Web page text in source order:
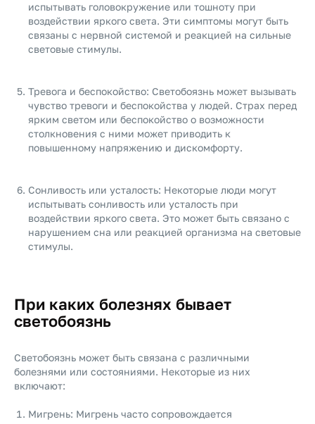
испытывать головокружение или тошноту при
воздействии яркого света. Эти симптомы могут быть
связаны с нервной системой и реакцией на сильные
световые стимулы.
Тревога и беспокойство: Светобоязнь может вызывать
чувство тревоги и беспокойства у людей. Страх перед
ярким светом или беспокойство о возможности
столкновения с ними может приводить к
повышенному напряжению и дискомфорту.
Сонливость или усталость: Некоторые люди могут
испытывать сонливость или усталость при
воздействии яркого света. Это может быть связано с
нарушением сна или реакцией организма на световые
стимулы.
При каких болезнях бывает
светобоязнь
Светобоязнь может быть связана с различными
болезнями или состояниями. Некоторые из них
включают:
Мигрень: Мигрень часто сопровождается